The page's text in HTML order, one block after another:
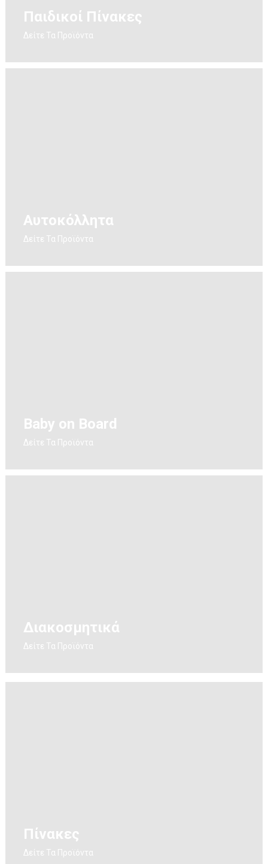
Παιδικοί Πίνακες
Δείτε Τα Προϊόντα
Αυτοκόλλητα
Δείτε Τα Προϊόντα
Baby on Board
Δείτε Τα Προϊόντα
Διακοσμητικά
Δείτε Τα Προϊόντα
Πίνακες
Δείτε Τα Προϊόντα